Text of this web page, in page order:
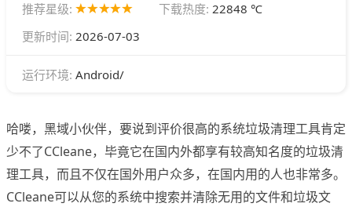
推荐星级:
下载热度: 22848 ℃
更新时间: 2026-07-03
运行环境: Android/
哈喽，黑域小伙伴，要说到评价很高的系统垃圾清理工具肯定
少不了CCleane，毕竟它在国内外都享有较高知名度的垃圾清
理工具，而且不仅在国外用户众多，在国内用的人也非常多。
CCleane可以从您的系统中搜索并清除无用的文件和垃圾文